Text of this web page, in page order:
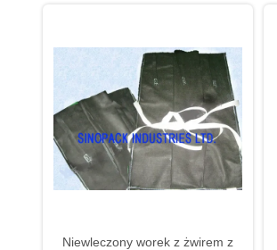
Niewleczony worek z żwirem z